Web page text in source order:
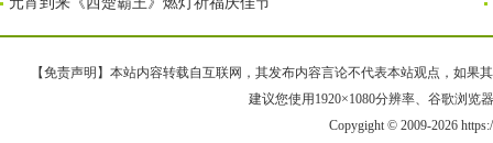
【免责声明】本站内容转载自互联网，其发布内容言论不代表本站观点，如果
建议您使用1920×1080分辨率、谷歌浏览
Copygight © 2009-2026